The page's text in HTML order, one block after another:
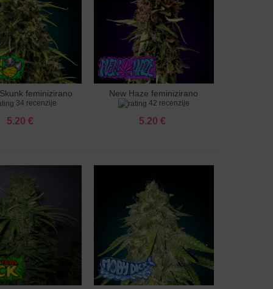
košaricufeminizirano
sjeme
34 recenzije
5.20 €
Dodaj u košaricu
New Haze feminizirano
sjeme
42 recenzije
5.20 €